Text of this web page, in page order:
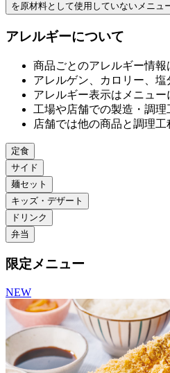
を原材料として使用していないメニュ
アレルギーについて
商品ごとのアレルギー情
アレルゲン、カロリー、
アレルギー表⽰はメニュー
⼯場や店舗での製造・調
店舗では他の商品と調理
定食
サイド
麺セット
キッズ・デザート
ドリンク
弁当
限定メニュー
NEW